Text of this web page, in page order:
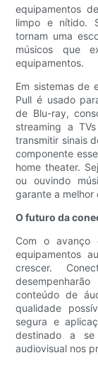
equipamentos
limpo e nítido.
tornam uma
músicos que
equipamentos.
Em sistemas de
Pull é usado
de Blu-ray,
streaming a
transmitir sinais
componente
home theater.
ou ouvindo
garante a melhor
O futuro da
Com o avanço
equipamentos
crescer.
conteúdo de
qualidade
segura e
destinado a
audiovisual nos